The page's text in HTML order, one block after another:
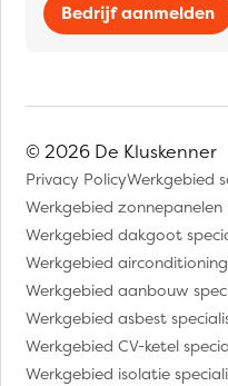
Bedrijf aanmelden
© 2026 De Kluskenner
Privacy PolicyWerkgebied
Werkgebied zonnepanelen
Werkgebied dakgoot
Werkgebied
Werkgebied aanbouw
Werkgebied asbest
Werkgebied CV-ketel
Werkgebied isolatie